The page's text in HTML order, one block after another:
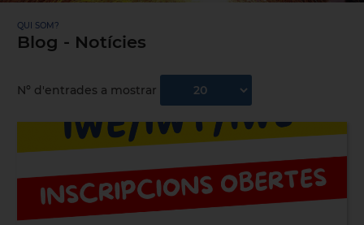
QUI SOM?
Blog - Notícies
Nº d'entrades a mostrar